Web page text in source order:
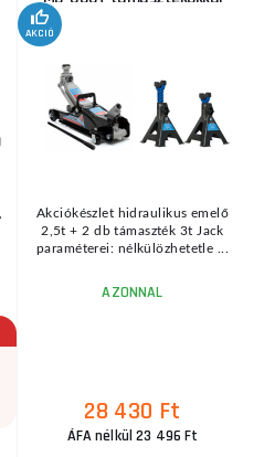
AKCIÓ
Akciókészlet hidraulikus emelő
2,5t + 2 db támaszték 3t Jack
paraméterei: nélkülözhetetle ...
AZONNAL
28 430 Ft
ÁFA nélkül 23 496 Ft